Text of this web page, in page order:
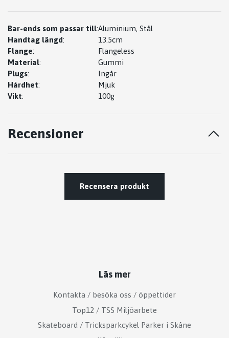
Bar-ends som passar till:Aluminium, Stål
Handtag längd:
13.5cm
Flange:
Flangeless
Material:
Gummi
Plugs:
Ingår
Hårdhet:
Mjuk
Vikt: 100g
Recensioner
Recensera produkt
Läs mer
Kontakta / besöka oss / öppettider
Top12 / TSS Miljöarbete
Skateboard / Tricksparkcykel Parker i Skåne